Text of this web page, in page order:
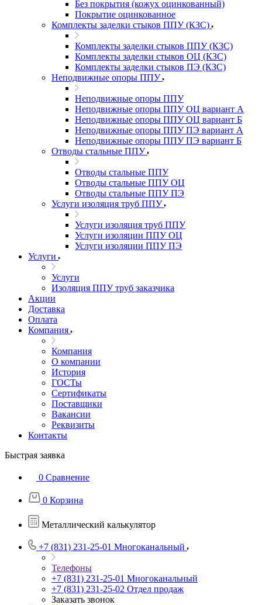
Без покрытия (кожух оцинкованный)
Покрытие оцинкованное
Комплекты заделки стыков ППУ (КЗС)
Комплекты заделки стыков ППУ (КЗС)
Комплекты заделки стыков ОЦ (КЗС)
Комплекты заделки стыков ПЭ (КЗС)
Неподвижные опоры ППУ
Неподвижные опоры ППУ
Неподвижные опоры ППУ ОЦ вариант А
Неподвижные опоры ППУ ОЦ вариант Б
Неподвижные опоры ППУ ПЭ вариант А
Неподвижные опоры ППУ ПЭ вариант Б
Отводы стальные ППУ
Отводы стальные ППУ
Отводы стальные ППУ ОЦ
Отводы стальные ППУ ПЭ
Услуги изоляция труб ППУ
Услуги изоляция труб ППУ
Услуги изоляции ППУ ОЦ
Услуги изоляции ППУ ПЭ
Услуги
Услуги
Изоляция ППУ труб заказчика
Акции
Доставка
Оплата
Компания
Компания
О компании
История
ГОСТы
Сертификаты
Поставщики
Вакансии
Реквизиты
Контакты
Быстрая заявка
0 Сравнение
0 Корзина
Металлический калькулятор
+7 (831) 231-25-01 Многоканальный
Телефоны
+7 (831) 231-25-01 Многоканальный
+7 (831) 231-25-02 Отдел продаж
Заказать звонок